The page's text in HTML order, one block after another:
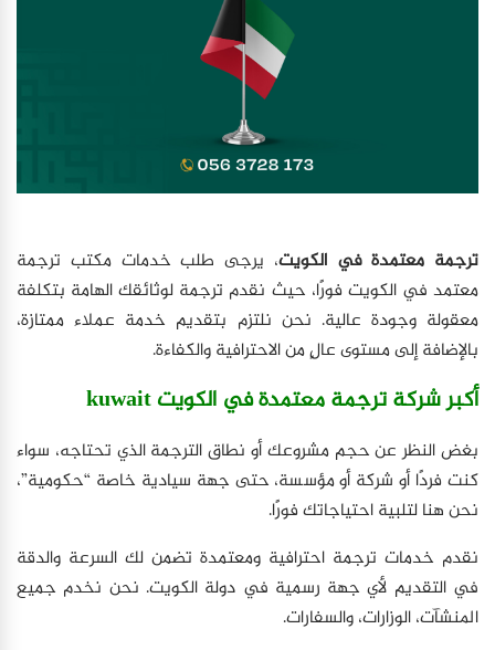
ترجمة معتمدة في الكويت، يرجى طلب خدمات مكتب ترجمة
معتمد في الكويت فورًا، حيث نقدم ترجمة لوثائقك الهامة بتكلفة
معقولة وجودة عالية. نحن نلتزم بتقديم خدمة عملاء ممتازة،
بالإضافة إلى مستوى عالٍ من الاحترافية والكفاءة.
أكبر شركة ترجمة معتمدة في الكويت kuwait
بغض النظر عن حجم مشروعك أو نطاق الترجمة الذي تحتاجه، سواء
كنت فردًا أو شركة أو مؤسسة، حتى جهة سيادية خاصة “حكومية”،
نحن هنا لتلبية احتياجاتك فورًا.
نقدم خدمات ترجمة احترافية ومعتمدة تضمن لك السرعة والدقة
في التقديم لأي جهة رسمية في دولة الكويت. نحن نخدم جميع
المنشآت، الوزارات، والسفارات.